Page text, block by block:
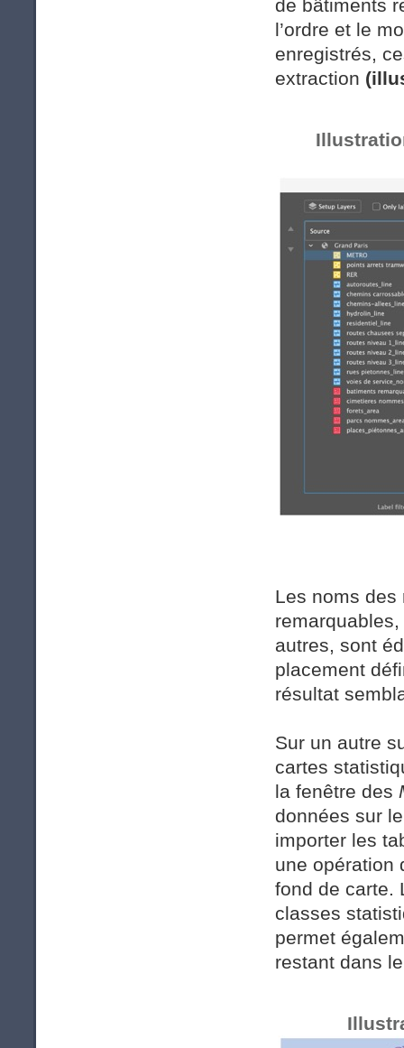
de bâtiments
l’ordre et le
enregistrés,
extraction
Les noms des
autres, sont
placement
résultat
Sur un autre
cartes
la fenêtre des
données sur
importer les
une opération
fond de carte.
classes
permet
restant dans